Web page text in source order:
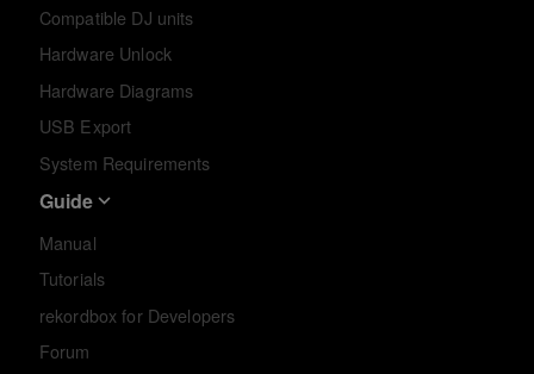
Compatible DJ units
Hardware Unlock
Hardware Diagrams
USB Export
System Requirements
Guide
Manual
Tutorials
rekordbox for Developers
Forum